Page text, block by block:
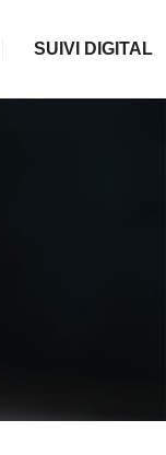
SUIVI DIGITAL